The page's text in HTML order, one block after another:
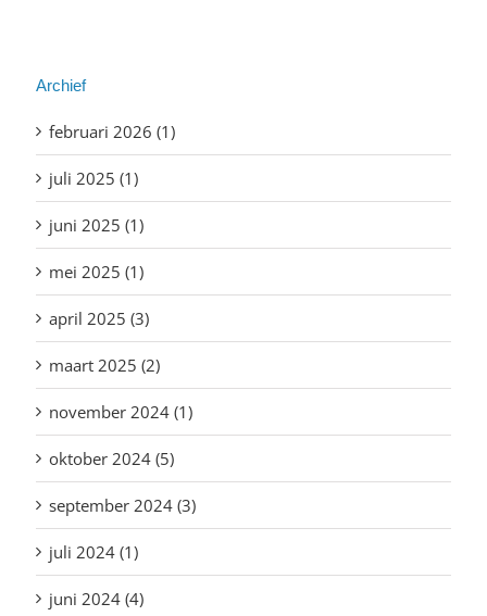
Archief
februari 2026 (1)
juli 2025 (1)
juni 2025 (1)
mei 2025 (1)
april 2025 (3)
maart 2025 (2)
november 2024 (1)
oktober 2024 (5)
september 2024 (3)
juli 2024 (1)
juni 2024 (4)